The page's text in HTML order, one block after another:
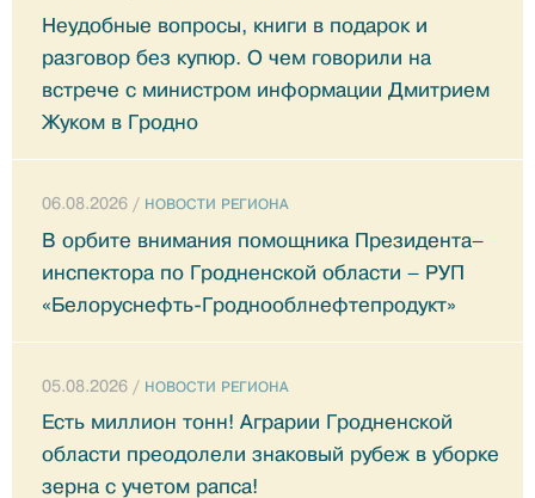
Неудобные вопросы, книги в подарок и
разговор без купюр. О чем говорили на
встрече с министром информации Дмитрием
Жуком в Гродно
06.08.2026 / НОВОСТИ РЕГИОНА
В орбите внимания помощника Президента–
инспектора по Гродненской области – РУП
«Белоруснефть-Гроднооблнефтепродукт»
05.08.2026 / НОВОСТИ РЕГИОНА
Есть миллион тонн! Аграрии Гродненской
области преодолели знаковый рубеж в уборке
зерна с учетом рапса!